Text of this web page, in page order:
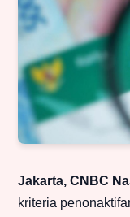
Jakarta, CNBC
kriteria